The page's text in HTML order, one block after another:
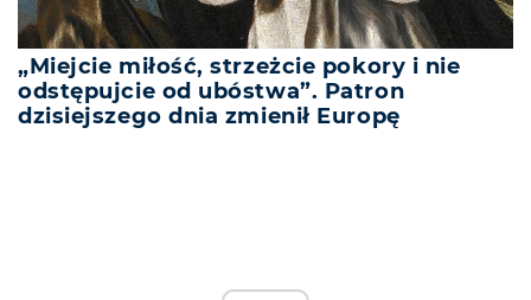
„Miejcie miłość, strzeżcie pokory i nie
odstępujcie od ubóstwa”. Patron
dzisiejszego dnia zmienił Europę